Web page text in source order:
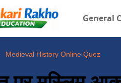
General
Medieval History Online Quez